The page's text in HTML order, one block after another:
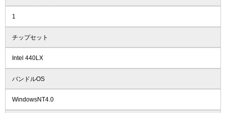
1
チップセット
Intel 440LX
バンドルOS
WindowsNT4.0